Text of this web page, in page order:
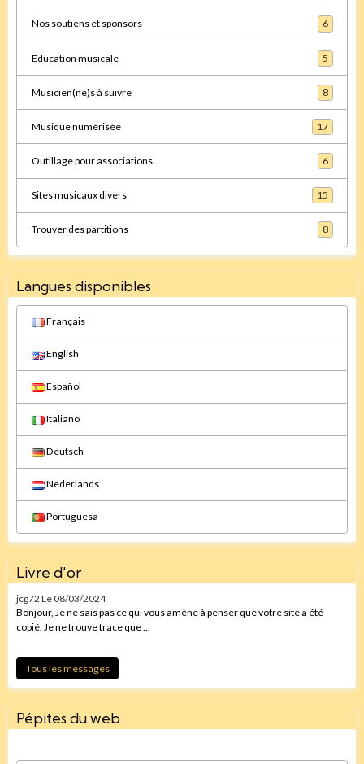
Nos soutiens et sponsors 6
Education musicale 5
Musicien(ne)s à suivre 8
Musique numérisée 17
Outillage pour associations 6
Sites musicaux divers 15
Trouver des partitions 8
Langues disponibles
Français
English
Español
Italiano
Deutsch
Nederlands
Portuguesa
Livre d'or
jcg72 Le 08/03/2024
Bonjour, Je ne sais pas ce qui vous amène à penser que votre site a été
copié. Je ne trouve trace que ...
Tous les messages
Pépites du web